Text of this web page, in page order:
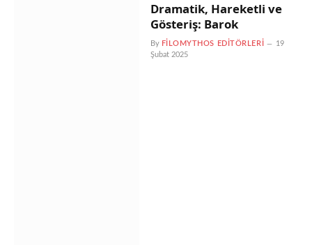
Dramatik, Hareketli ve
Gösteriş: Barok
By FILOMYTHOS EDITÖRLERI
19
Şubat 2025